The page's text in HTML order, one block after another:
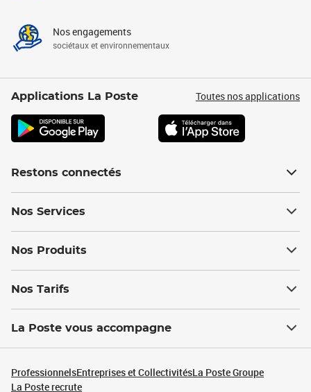
Nos engagements
sociétaux et environnementaux
Applications La Poste Toutes nos applications
Restons connectés
Nos Services
Nos Produits
Nos Tarifs
La Poste vous accompagne
ProfessionnelsEntreprises et CollectivitésLa Poste Groupe
La Poste recrute